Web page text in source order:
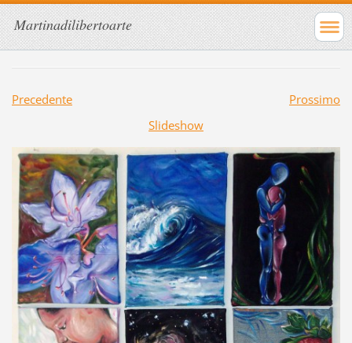
Martinadilibertoarte
Precedente
Prossimo
Slideshow